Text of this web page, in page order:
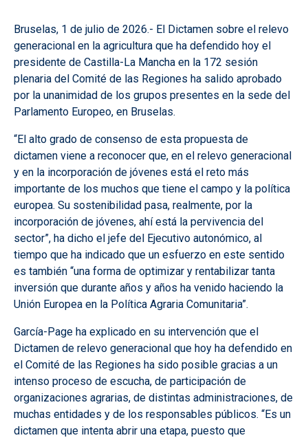
Bruselas, 1 de julio de 2026.- El Dictamen sobre el relevo
generacional en la agricultura que ha defendido hoy el
presidente de Castilla-La Mancha en la 172 sesión
plenaria del Comité de las Regiones ha salido aprobado
por la unanimidad de los grupos presentes en la sede del
Parlamento Europeo, en Bruselas.
“El alto grado de consenso de esta propuesta de
dictamen viene a reconocer que, en el relevo generacional
y en la incorporación de jóvenes está el reto más
importante de los muchos que tiene el campo y la política
europea. Su sostenibilidad pasa, realmente, por la
incorporación de jóvenes, ahí está la pervivencia del
sector”, ha dicho el jefe del Ejecutivo autonómico, al
tiempo que ha indicado que un esfuerzo en este sentido
es también “una forma de optimizar y rentabilizar tanta
inversión que durante años y años ha venido haciendo la
Unión Europea en la Política Agraria Comunitaria”.
García-Page ha explicado en su intervención que el
Dictamen de relevo generacional que hoy ha defendido en
el Comité de las Regiones ha sido posible gracias a un
intenso proceso de escucha, de participación de
organizaciones agrarias, de distintas administraciones, de
muchas entidades y de los responsables públicos. “Es un
dictamen que intenta abrir una etapa, puesto que